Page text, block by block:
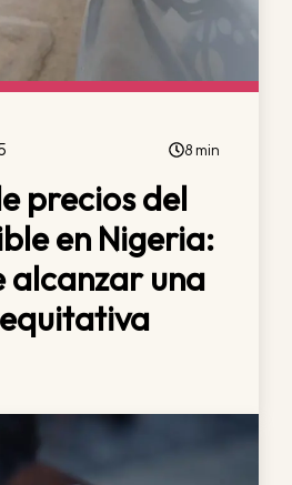
8 min
precios del
en Nigeria:
alcanzar una